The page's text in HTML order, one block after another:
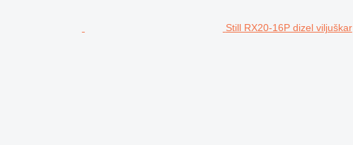
Still RX20-16P dizel viljuškar